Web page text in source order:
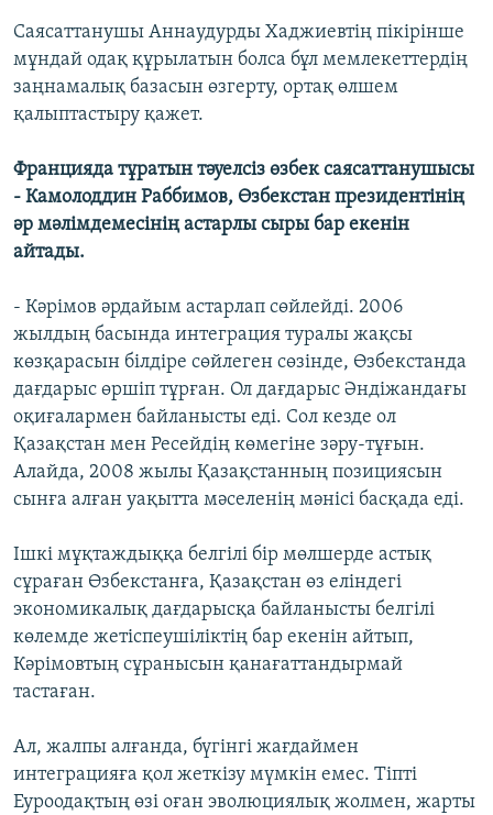
Саясаттанушы Аннаудурды Хаджиевтің пікірінше
мұндай одақ құрылатын болса бұл мемлекеттердің
заңнамалық базасын өзгерту, ортақ өлшем
қалыптастыру қажет.
Францияда тұратын тәуелсіз өзбек саясаттанушысы
- Камолоддин Раббимов, Өзбекстан президентінің
әр мәлімдемесінің астарлы сыры бар екенін
айтады.
- Кәрімов әрдайым астарлап сөйлейді. 2006
жылдың басында интеграция туралы жақсы
көзқарасын білдіре сөйлеген сөзінде, Өзбекстанда
дағдарыс өршіп тұрған. Ол дағдарыс Әндіжандағы
оқиғалармен байланысты еді. Сол кезде ол
Қазақстан мен Ресейдің көмегіне зәру-тұғын.
Алайда, 2008 жылы Қазақстанның позициясын
сынға алған уақытта мәселенің мәнісі басқада еді.
Ішкі мұқтаждыққа белгілі бір мөлшерде астық
сұраған Өзбекстанға, Қазақстан өз еліндегі
экономикалық дағдарысқа байланысты белгілі
көлемде жетіспеушіліктің бар екенін айтып,
Кәрімовтың сұранысын қанағаттандырмай
тастаған.
Ал, жалпы алғанда, бүгінгі жағдаймен
интеграцияға қол жеткізу мүмкін емес. Тіпті
Еуроодақтың өзі оған эволюциялық жолмен, жарты